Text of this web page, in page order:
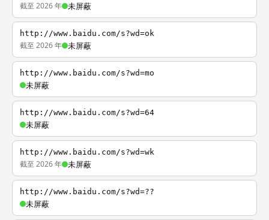
截至 2026 年 未屏蔽
http://www.baidu.com/s?wd=ok
截至 2026 年 未屏蔽
http://www.baidu.com/s?wd=mo
未屏蔽
http://www.baidu.com/s?wd=64
未屏蔽
http://www.baidu.com/s?wd=wk
截至 2026 年 未屏蔽
http://www.baidu.com/s?wd=??
未屏蔽